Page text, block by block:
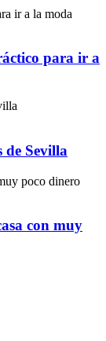
para ir a
de Sevilla
con muy